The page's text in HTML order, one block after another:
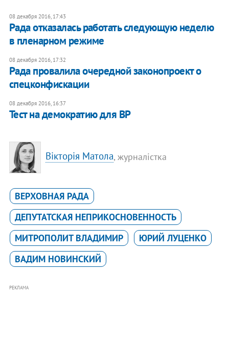
08 декабря 2016, 17:43
Рада отказалась работать следующую неделю
в пленарном режиме
08 декабря 2016, 17:32
Рада провалила очередной законопроект о
спецконфискации
08 декабря 2016, 16:37
Тест на демократию для ВР
Вікторія Матола, журналістка
ВЕРХОВНАЯ РАДА
ДЕПУТАТСКАЯ НЕПРИКОСНОВЕННОСТЬ
МИТРОПОЛИТ ВЛАДИМИР
ЮРИЙ ЛУЦЕНКО
ВАДИМ НОВИНСКИЙ
РЕКЛАМА